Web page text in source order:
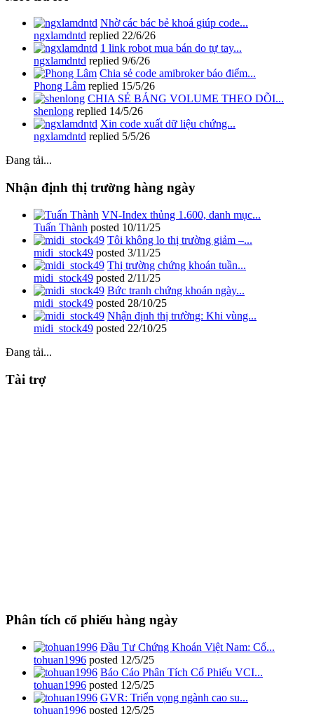
Nhờ các bác bẻ khoá giúp code...
ngxlamdntd replied 22/6/26
1 link robot mua bán do tự tay...
ngxlamdntd replied 9/6/26
Chia sẻ code amibroker báo điểm...
Phong Lâm replied 15/5/26
CHIA SẺ BẢNG VOLUME THEO DÕI...
shenlong replied 14/5/26
Xin code xuất dữ liệu chứng...
ngxlamdntd replied 5/5/26
Đang tải...
Nhận định thị trường hàng ngày
VN-Index thủng 1.600, danh mục...
Tuấn Thành posted 10/11/25
Tôi không lo thị trường giảm –...
midi_stock49 posted 3/11/25
Thị trường chứng khoán tuần...
midi_stock49 posted 2/11/25
Bức tranh chứng khoán ngày...
midi_stock49 posted 28/10/25
Nhận định thị trường: Khi vùng...
midi_stock49 posted 22/10/25
Đang tải...
Tài trợ
Phân tích cổ phiếu hàng ngày
Đầu Tư Chứng Khoán Việt Nam: Cổ...
tohuan1996 posted 12/5/25
Báo Cáo Phân Tích Cổ Phiếu VCI...
tohuan1996 posted 12/5/25
GVR: Triển vọng ngành cao su...
tohuan1996 posted 12/5/25